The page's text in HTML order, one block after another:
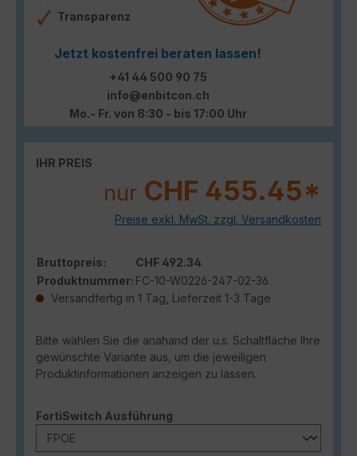
Transparenz
Jetzt kostenfrei beraten lassen!
+41 44 500 90 75
info@enbitcon.ch
Mo.- Fr. von 8:30 - bis 17:00 Uhr
IHR PREIS
nur CHF 455.45*
Preise exkl. MwSt. zzgl. Versandkosten
Bruttopreis:
CHF 492.34
Produktnummer: FC-10-W0226-247-02-36
Versandfertig in 1 Tag, Lieferzeit 1-3 Tage
Bitte wählen Sie die anahand der u.s. Schaltfläche Ihre
gewünschte Variante aus, um die jeweiligen
Produktinformationen anzeigen zu lassen.
FortiSwitch Ausführung